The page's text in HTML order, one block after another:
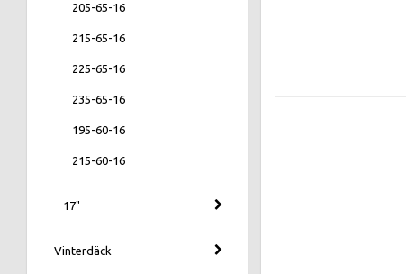
205-65-16
215-65-16
225-65-16
235-65-16
195-60-16
215-60-16
17"
Vinterdäck